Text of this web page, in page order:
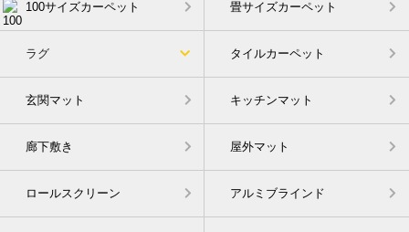
100サイズカーペット 畳サイズカーペット
ラグ タイルカーペット
玄関マット キッチンマット
廊下敷き 屋外マット
ロールスクリーン アルミブラインド